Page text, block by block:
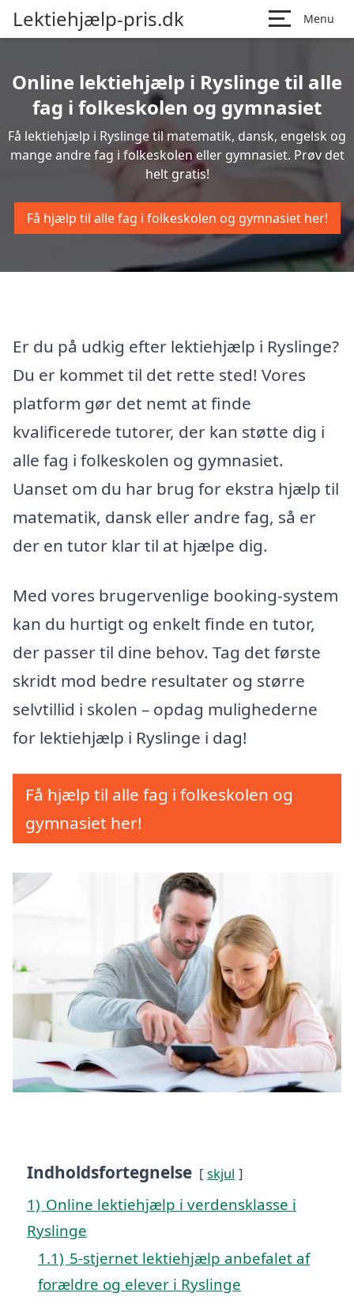
Lektiehjælp-pris.dk Menu
Online lektiehjælp i Ryslinge til alle
fag i folkeskolen og gymnasiet
Få lektiehjælp i Ryslinge til matematik, dansk, engelsk og
mange andre fag i folkeskolen eller gymnasiet. Prøv det
helt gratis!
Få hjælp til alle fag i folkeskolen og gymnasiet her!
Er du på udkig efter lektiehjælp i Ryslinge?
Du er kommet til det rette sted! Vores
platform gør det nemt at finde
kvalificerede tutorer, der kan støtte dig i
alle fag i folkeskolen og gymnasiet.
Uanset om du har brug for ekstra hjælp til
matematik, dansk eller andre fag, så er
der en tutor klar til at hjælpe dig.
Med vores brugervenlige booking-system
kan du hurtigt og enkelt finde en tutor,
der passer til dine behov. Tag det første
skridt mod bedre resultater og større
selvtillid i skolen – opdag mulighederne
for lektiehjælp i Ryslinge i dag!
Få hjælp til alle fag i folkeskolen og
gymnasiet her!
Indholdsfortegnelse skjul
1) Online lektiehjælp i verdensklasse i
Ryslinge
1.1) 5-stjernet lektiehjælp anbefalet af
forældre og elever i Ryslinge